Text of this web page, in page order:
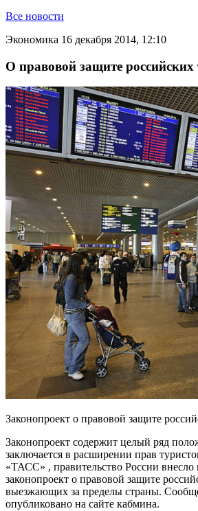
Все новости
Экономика 16 декабря 2014, 12:10
О правовой защите российских
Законопроект о правовой защите
Законопроект содержит целый ряд
заключается в расширении прав
«ТАСС» , правительство России внесло
законопроект о правовой защите
выезжающих за пределы страны.
опубликовано на сайте кабмина.